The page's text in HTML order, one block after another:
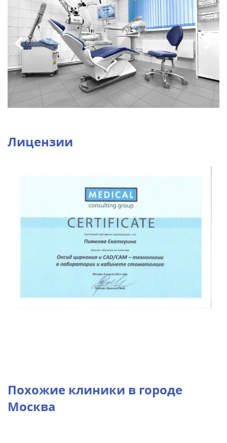
Лицензии
Похожие клиники в городе
Москва